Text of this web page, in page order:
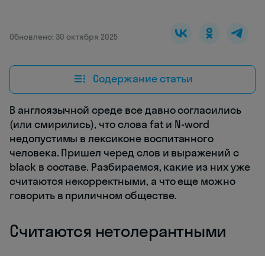
Обновлено: 30 октября 2025
Содержание статьи
В англоязычной среде все давно согласились
(или смирились), что слова fat и N-word
недопустимы в лексиконе воспитанного
человека. Пришел черед слов и выражений с
black в составе. Разбираемся, какие из них уже
считаются некорректными, а что еще можно
говорить в приличном обществе.
Считаются нетолерантными